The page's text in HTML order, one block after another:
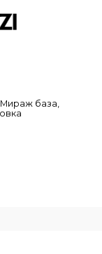
база,